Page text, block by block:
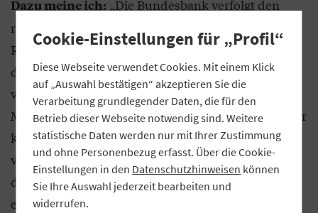
Dazu meine ich: „Die Bundesbank verfolgt den
richtigen Ansatz. Die langfristige
Refinanzierungskennziffer zu berechnen, ist nach
den derzeitigen Vorgaben extrem aufwändig. Eine
vereinfachte Kennziffer mit geringeren
Meldeanforderungen einzuführen, wäre deshalb für
kleinere Banken ein weiterer Schritt hin zu einer
verhältnismäßigeren Regulierung. Allerdings geht
die derzeit im EU-Parlament diskutierte Lösung mit
einer strengeren Kalibrierung einher. Ob damit
Cookie-Einstellungen für „Profil“
Diese Webseite verwendet Cookies. Mit einem Klick
auf „Auswahl bestätigen“ akzeptieren Sie die
Verarbeitung grundlegender Daten, die für den
Betrieb dieser Webseite notwendig sind. Weitere
statistische Daten werden nur mit Ihrer Zustimmung
und ohne Personenbezug erfasst. Über die Cookie-
Einstellungen in den Datenschutzhinweisen können
Sie Ihre Auswahl jederzeit bearbeiten und
widerrufen.